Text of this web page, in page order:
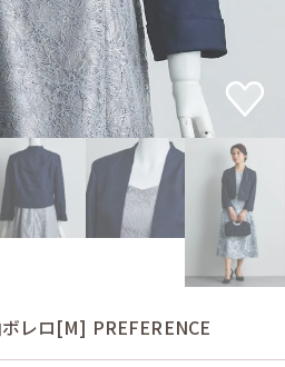
レロ[M] PREFERENCE